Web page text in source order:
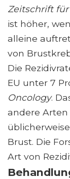
Zeitschrift
ist höher,
alleine
von
Die
EU unter 7
Oncology.
andere Arten
Brust. Die
Art von